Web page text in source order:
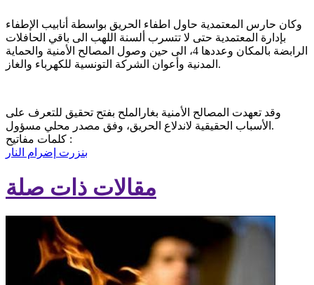
وكان حارس المعتمدية حاول اطفاء الحريق بواسطة أنابيب الإطفاء
بإدارة المعتمدية حتى لا تتسرب ألسنة اللهب الى باقي الحافلات
الرابضة بالمكان وعددها 4، الى حين وصول المصالح الأمنية والحماية
المدنية وأعوان الشركة التونسية للكهرباء والغاز.
وقد تعهدت المصالح الأمنية بغارالملح بفتح تحقيق للتعرف على
الأسباب الحقيقية لاندلاع الحريق، وفق مصدر محلي مسؤول.
كلمات مفاتيح :
بنزرت إضرام النار
مقالات ذات صلة